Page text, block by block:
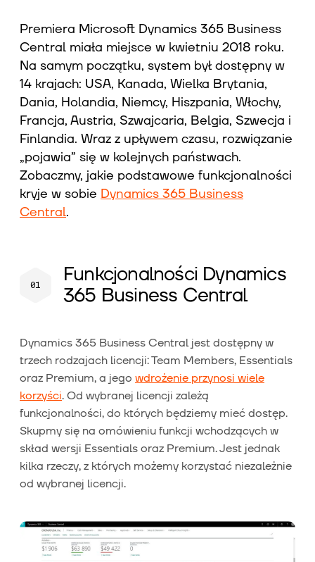
Kontakt
Premiera Microsoft Dynamics 365 Business
Central miała miejsce w kwietniu 2018 roku.
Na samym początku, system był dostępny w
14 krajach: USA, Kanada, Wielka Brytania,
Dania, Holandia, Niemcy, Hiszpania, Włochy,
Francja, Austria, Szwajcaria, Belgia, Szwecja i
Finlandia. Wraz z upływem czasu, rozwiązanie
„pojawia” się w kolejnych państwach.
Zobaczmy, jakie podstawowe funkcjonalności
kryje w sobie Dynamics 365 Business
Central.
Funkcjonalności Dynamics
365 Business Central
Dynamics 365 Business Central jest dostępny w
trzech rodzajach licencji: Team Members, Essentials
oraz Premium, a jego wdrożenie przynosi wiele
korzyści. Od wybranej licencji zależą
funkcjonalności, do których będziemy mieć dostęp.
Skupmy się na omówieniu funkcji wchodzących w
skład wersji Essentials oraz Premium. Jest jednak
kilka rzeczy, z których możemy korzystać niezależnie
od wybranej licencji.